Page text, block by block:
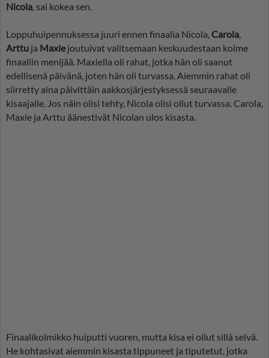
Nicola, sai kokea sen.
Loppuhuipennuksessa juuri ennen finaalia Nicola,Carola,
Arttu ja Maxiejoutuivat valitsemaan keskuudestaan kolme
finaaliin menijää. Maxiella oli rahat, jotka hän oli saanut
edellisenä päivänä, joten hän oli turvassa. Aiemmin rahat oli
siirretty aina päivittäin aakkosjärjestyksessä seuraavalle
kisaajalle. Jos näin olisi tehty, Nicola olisi ollut turvassa. Carola,
Maxie ja Arttu äänestivät Nicolan ulos kisasta.
Finaalikolmikko huiputti vuoren, mutta kisa ei ollut sillä selvä.
He kohtasivat aiemmin kisasta tippuneet ja tiputetut, jotka